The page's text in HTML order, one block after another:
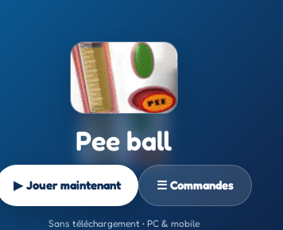
Pee ball
▶ Jouer maintenant ☰ Commandes
Sans téléchargement • PC & mobile